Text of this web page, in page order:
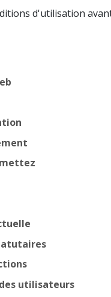
d'utilisation
utilisateurs